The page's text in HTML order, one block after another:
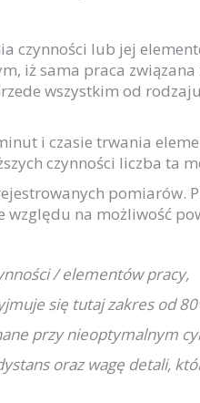
czynności lub jej
iż sama praca
wszystkim od
i czasie trwania
czynności liczba ta
pomiarów.
na możliwość
/ elementów pracy,
się tutaj zakres od
przy nieoptymalnym
oraz wagę detali,